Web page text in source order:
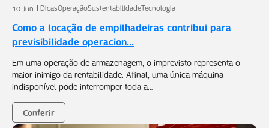
10 Jun DicasOperaçãoSustentabilidadeTecnologia
Como a locação de empilhadeiras contribui para
previsibilidade operacion...
Em uma operação de armazenagem, o imprevisto representa o
maior inimigo da rentabilidade. Afinal, uma única máquina
indisponível pode interromper toda a…
Conferir